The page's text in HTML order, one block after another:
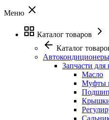
Меню
Каталог товаров
Каталог
Автокондиционеры
Запчасти для
Масло
Муфты
Крышки